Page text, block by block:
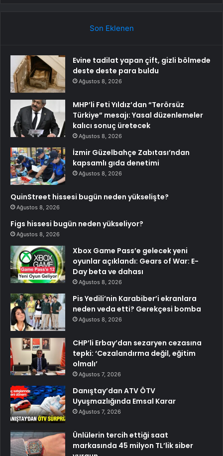
Son Eklenen
Evine tadilat yapan çift, gizli bölmede
deste deste para buldu
Ağustos 8, 2026
MHP’li Feti Yıldız’dan “Terörsüz
Türkiye” mesajı: Yasal düzenlemeler
kalıcı sonuç üretecek
Ağustos 8, 2026
İzmir Güzelbahçe Zabıtası’ndan
kapsamlı gıda denetimi
Ağustos 8, 2026
QuinStreet hissesi bugün neden yükselişte?
Ağustos 8, 2026
Figs hissesi bugün neden yükseliyor?
Ağustos 8, 2026
Xbox Game Pass’e gelecek yeni
oyunlar açıklandı: Gears of War: E-
Day beta ve dahası
Ağustos 8, 2026
Pis Yedili’nin Karabiber’i ekranlara
neden veda etti? Gerekçesi bomba
Ağustos 8, 2026
CHP’li Erbay’dan sezaryen cezasına
tepki: ‘Cezalandırma değil, eğitim
olmalı’
Ağustos 7, 2026
Danıştay’dan ATV ÖTV
Uyuşmazlığında Emsal Karar
Ağustos 7, 2026
Ünlülerin tercih ettiği saat
markasında 45 milyon TL’lik siber